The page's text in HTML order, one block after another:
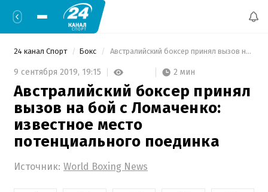
24 канал Спорт Бокс Австралийский боксер принял вызов на бой с Ломаченко: известное место потенциального поединка
9 сентября 2019, 19:15 2 мин
Австралийский боксер принял
вызов на бой с Ломаченко:
известное место
потенциального поединка
Источник: World Boxing News